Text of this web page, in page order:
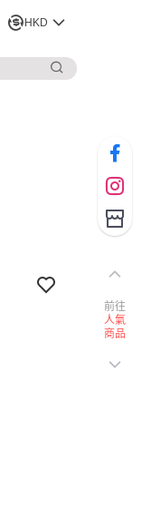
HKD
前往
人氣
商品